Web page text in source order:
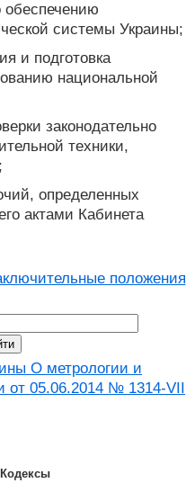
обеспечению
системы Украины;
и подготовка
национальной
законодательно
техники,
определенных
актами Кабинета
положения
О метрологии и
от 05.06.2014 № 1314-VII